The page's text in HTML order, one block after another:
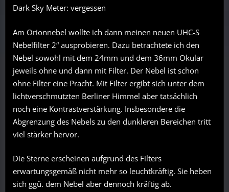
Dark Sky Meter: vergessen
Am Orionnebel wollte ich dann meinen neuen UHC-S
Nebelfilter 2“ ausprobieren. Dazu betrachtete ich den
Nebel sowohl mit dem 24mm und dem 36mm Okular
jeweils ohne und dann mit Filter. Der Nebel ist schon
ohne Filter eine Pracht. Mit Filter ergibt sich unter dem
lichtverschmutzten Berliner Himmel aber tatsächlich
noch eine Kontrastverstärkung. Insbesondere die
Abgrenzung des Nebels zu den dunkleren Bereichen tritt
viel stärker hervor.
Die Sterne erscheinen aufgrund des Filters
erwartungsgemäß nicht mehr so leuchtkräftig. Sie heben
sich ggü. dem Nebel aber dennoch kräftig ab.